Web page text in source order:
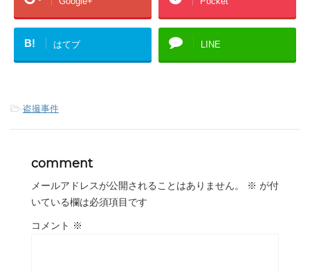
B! はてブ LINE
-盗撮事件
comment
メールアドレスが公開されることはありません。 ※ が付
いている欄は必須項目です
コメント ※